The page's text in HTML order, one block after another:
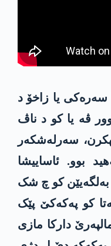
سەرەکی یا زاخۆ د
ڤە یا کو د ناڤ
سەرلەشکەر
بوو. ئاساییشا
بەلگەیێن کو چ شک
کو په‌كه‌كێ پێک
دارکا مازی